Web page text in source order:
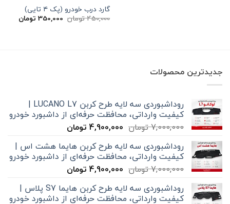
گارد درب خودرو (پک ۴ تایی)
450,000تومان قیمت
اصلی
350,000 تومانقیمت
فعلی
جدیدترین محصولات
روداشبوردی سه‌ لایه طرح کربن LUCANO L7 |
کیفیت وارداتی، محافظت حرفه‌ای از داشبورد خودرو
7,000,000تومان قیمت
7,000,000 تومان
بود.
4,900,000 تومانقیمت
4,900,000 تومان
است.
روداشبوردی سه‌ لایه طرح کربن هایما هشت اس |
کیفیت وارداتی، محافظت حرفه‌ای از داشبورد خودرو
7,000,000تومان قیمت
7,000,000 تومان
بود.
4,900,000 تومانقیمت
4,900,000 تومان
است.
روداشبوردی سه‌ لایه طرح کربن هایما S7 پلاس |
کیفیت وارداتی، محافظت حرفه‌ای از داشبورد خودرو